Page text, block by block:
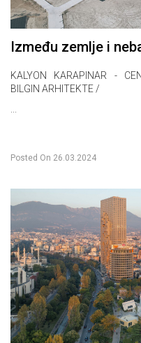
Posted On 26.03.2024
Između zemlje i
KALYON KARAPINAR -
BILGIN ARHITEKTE /